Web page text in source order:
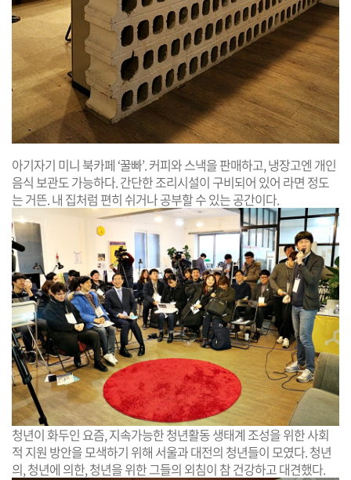
아기자기 미니 북카페 ‘꿀빠’. 커피와 스낵을 판매하고, 냉장고엔 개인
음식 보관도 가능하다. 간단한 조리시설이 구비되어 있어 라면 정도
는 거뜬. 내 집처럼 편히 쉬거나 공부할 수 있는 공간이다.
청년이 화두인 요즘, 지속가능한 청년활동 생태계 조성을 위한 사회
적 지원 방안을 모색하기 위해 서울과 대전의 청년들이 모였다. 청년
의, 청년에 의한, 청년을 위한 그들의 외침이 참 건강하고 대견했다.